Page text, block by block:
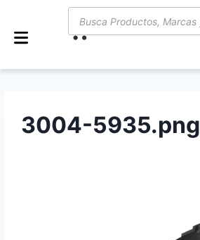
3004-5935.png